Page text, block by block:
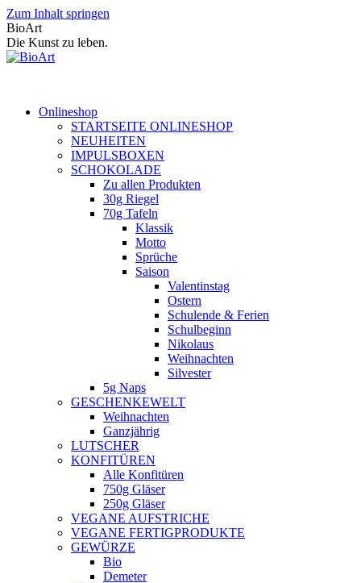
Zum Inhalt springen
BioArt
Die Kunst zu leben.
Onlineshop
STARTSEITE ONLINESHOP
NEUHEITEN
IMPULSBOXEN
SCHOKOLADE
Zu allen Produkten
30g Riegel
70g Tafeln
Klassik
Motto
Sprüche
Saison
Valentinstag
Ostern
Schulende & Ferien
Schulbeginn
Nikolaus
Weihnachten
Silvester
5g Naps
GESCHENKEWELT
Weihnachten
Ganzjährig
LUTSCHER
KONFITÜREN
Alle Konfitüren
750g Gläser
250g Gläser
VEGANE AUFSTRICHE
VEGANE FERTIGPRODUKTE
GEWÜRZE
Bio
Demeter